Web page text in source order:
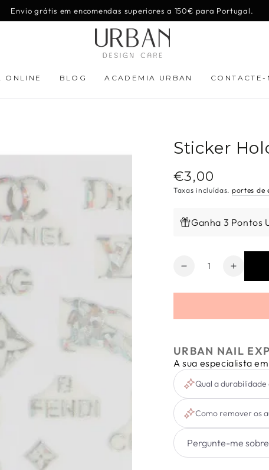
Envio grátis em encomendas superiores a 150€ para Portugal.
ONLINE BLOG ACADEMIA URBAN CONTACTE-
Sticker
Preço
regular
€3,00
Taxas incluídas. portes de
Ganha 3 Pontos
Quantidade
Diminuir
quantidade
Sticker
Brands
D026
Sticker
Brands
D026
URBAN NAIL
A sua especialista
Qual a durabilidade
Como remover os